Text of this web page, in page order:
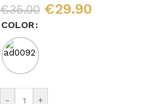
€35.00 €29.90
COLOR
- +